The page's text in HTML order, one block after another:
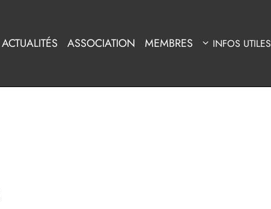
ACTUALITÉS ASSOCIATION MEMBRES INFOS UTILES